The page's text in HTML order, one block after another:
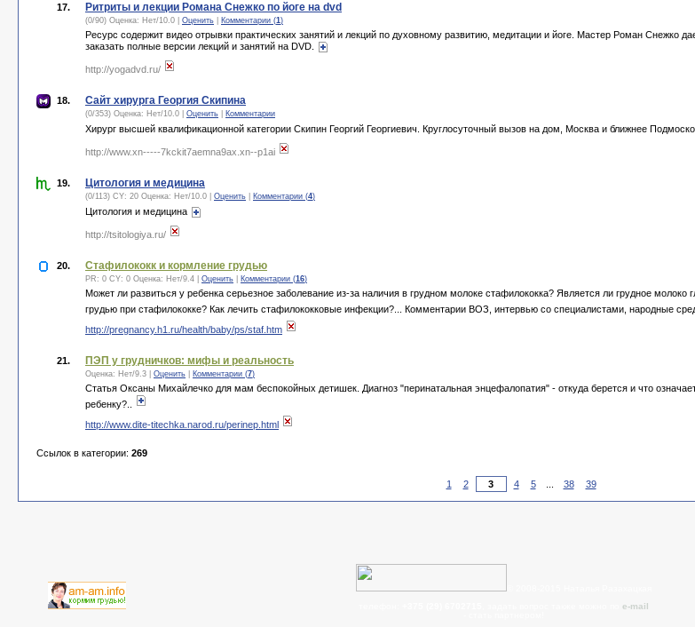
17. Ритриты и лекции Романа Снежко по йоге на dvd
(0/90) Оценка: Нет/10.0 Оценить Комментарии (1)
Ресурс содержит видео отрывки практических занятий и лекций по духовному развитию, медитации и йоге. Мастер Роман Снежко
заказать полные версии лекций и занятий на DVD.
http://yogadvd.ru/
18. Сайт хирурга Георгия Скипина
(0/353) Оценка: Нет/10.0 Оценить Комментарии
Хирург высшей квалификационной категории Скипин Георгий Георгиевич. Круглосуточный вызов на дом, Москва и ближнее
http://www.xn-----7kckit7aemna9ax.xn--p1ai
19. Цитология и медицина
(0/113) CY: 20 Оценка: Нет/10.0 Оценить Комментарии (4)
Цитология и медицина
http://tsitologiya.ru/
20. Стафилококк и кормление грудью
PR: 0 CY: 0 Оценка: Нет/9.4 Оценить Комментарии (16)
Может ли развиться у ребенка серьезное заболевание из-за наличия в грудном молоке стафилококка? Является ли грудное
грудью при стафилококке? Как лечить стафилококковые инфекции?... Комментарии ВОЗ, интервью со специалистами, народные
http://pregnancy.h1.ru/health/baby/ps/staf.htm
21. ПЭП у грудничков: мифы и реальность
Оценка: Нет/9.3 Оценить Комментарии (7)
Статья Оксаны Михайлечко для мам беспокойных детишек. Диагноз "перинатальная энцефалопатия" - откуда берется и что
ребенку?..
http://www.dite-titechka.narod.ru/perinep.html
Ссылок в категории: 269
1 2 4 5 38 39
e-mail